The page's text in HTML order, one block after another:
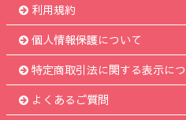
利用規約
個人情報保護について
特定商取引法に関する表示に
よくあるご質問